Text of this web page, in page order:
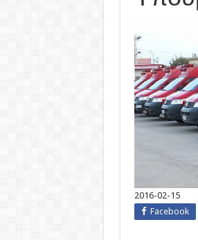
2016-02-15
Facebook